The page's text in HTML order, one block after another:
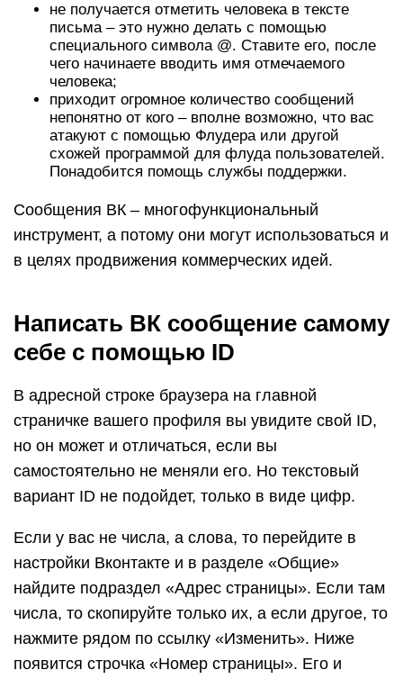
не получается отметить человека в тексте
письма – это нужно делать с помощью
специального символа @. Ставите его, после
чего начинаете вводить имя отмечаемого
человека;
приходит огромное количество сообщений
непонятно от кого – вполне возможно, что вас
атакуют с помощью Флудера или другой
схожей программой для флуда пользователей.
Понадобится помощь службы поддержки.
Сообщения ВК – многофункциональный
инструмент, а потому они могут использоваться и
в целях продвижения коммерческих идей.
Написать ВК сообщение самому
себе с помощью ID
В адресной строке браузера на главной
страничке вашего профиля вы увидите свой ID,
но он может и отличаться, если вы
самостоятельно не меняли его. Но текстовый
вариант ID не подойдет, только в виде цифр.
Если у вас не числа, а слова, то перейдите в
настройки Вконтакте и в разделе «Общие»
найдите подраздел «Адрес страницы». Если там
числа, то скопируйте только их, а если другое, то
нажмите рядом по ссылку «Изменить». Ниже
появится строчка «Номер страницы». Его и